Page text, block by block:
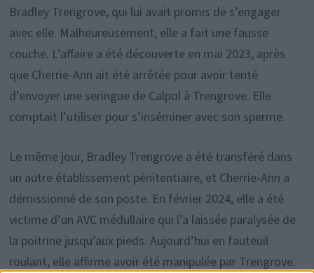
Bradley Trengrove, qui lui avait promis de s’engager
avec elle. Malheureusement, elle a fait une fausse
couche. L’affaire a été découverte en mai 2023, après
que Cherrie-Ann ait été arrêtée pour avoir tenté
d’envoyer une seringue de Calpol à Trengrove. Elle
comptait l’utiliser pour s’inséminer avec son sperme.
Le même jour, Bradley Trengrove a été transféré dans
un autre établissement pénitentiaire, et Cherrie-Ann a
démissionné de son poste. En février 2024, elle a été
victime d’un AVC médullaire qui l’a laissée paralysée de
la poitrine jusqu’aux pieds. Aujourd’hui en fauteuil
roulant, elle affirme avoir été manipulée par Trengrove.